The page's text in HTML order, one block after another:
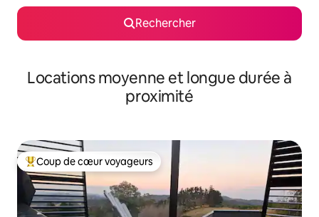
Rechercher
Locations moyenne et longue durée à
proximité
Coups de cœur voyageurs les plus appréciés
Coup de cœur voyageurs